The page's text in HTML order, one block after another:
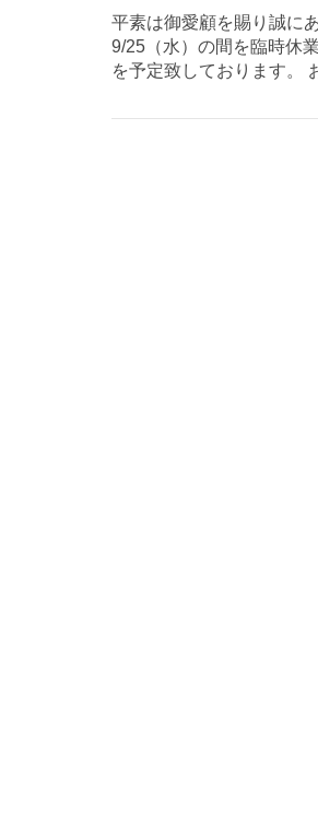
平素は御愛顧を賜り誠に
9/25（水）の間を臨時休
を予定致しております。